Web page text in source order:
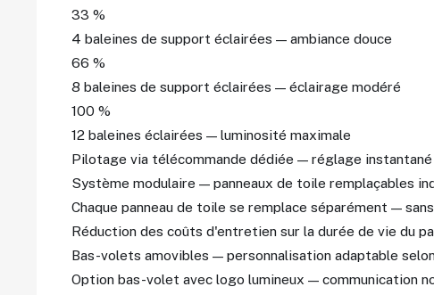
33 %
4 baleines de support éclairées — ambiance douce
66 %
8 baleines de support éclairées — éclairage modéré
100 %
12 baleines éclairées — luminosité maximale
Pilotage via télécommande dédiée — réglage
Système modulaire — panneaux de toile remplaçables
Chaque panneau de toile se remplace séparément —
Réduction des coûts d'entretien sur la durée de vie du
Bas-volets amovibles — personnalisation adaptable
Option bas-volet avec logo lumineux — communication